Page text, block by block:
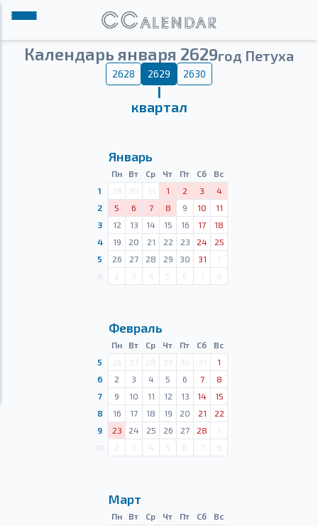
Календарь января 2629год Петуха
2628 2629 2630
Ⅰ
квартал
Январь
Пн Вт Ср Чт Пт Сб
Вс
1
29 30 31 1 2 3
4
2
5 6 7 8 9 10
11
3
12 13 14 15 16 17
18
4
19 20 21 22 23 24
25
5
26 27 28 29 30 31
1
2 3 4 5 6 7 8
Февраль
Пн Вт Ср Чт Пт Сб
Вс
5
26 27 28 29 30 31
1
6
2 3 4 5 6 7
8
7
9 10 11 12 13 14
15
8
16 17 18 19 20 21
22
9
23 24 25 26 27 28
1
2 3 4 5 6 7 8
Март
Пн Вт Ср Чт Пт Сб
Вс